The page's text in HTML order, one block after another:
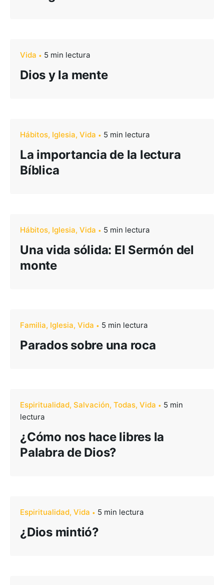
Vida 5 min lectura
Dios y la mente
Hábitos Iglesia Vida 5 min lectura
La importancia de la lectura
Bíblica
Hábitos Iglesia Vida 5 min lectura
Una vida sólida: El Sermón del
monte
Familia Iglesia Vida 5 min lectura
Parados sobre una roca
Espiritualidad Salvación Todas Vida
5 min
lectura
¿Cómo nos hace libres la
Palabra de Dios?
Espiritualidad Vida 5 min lectura
¿Dios mintió?